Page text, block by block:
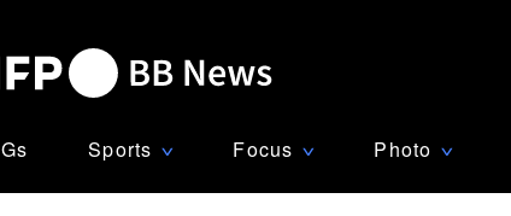
Sports ∨ Focus ∨ Photo ∨